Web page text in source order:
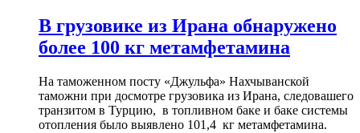
В грузовике из Ирана обнаружено
более 100 кг метамфетамина
На таможенном посту «Джульфа» Нахчыванской
таможни при досмотре грузовика из Ирана, следовашего
транзитом в Турцию, в топливном баке и баке системы
отопления было выявлено 101,4 кг метамфетамина.